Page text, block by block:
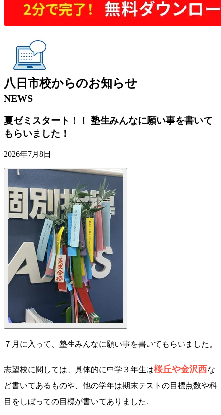
八日市校からのお知らせ
NEWS
夏ゼミスタート！！ 塾生みんなに願い事を書いて
もらいました！
2026年7月8日
７月に入って、塾生みんなに願い事を書いてもらいました。
志望校に関しては、具体的に中学３年生は桜丘や金沢西な
ど書いてあるものや、他の学年は期末テストの目標点数や科
目をしぼっての目標が書いてありました。